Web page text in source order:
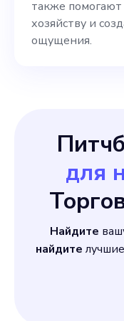
также помогают
хозяйству и
ощущения.
для
Найдите
найдите